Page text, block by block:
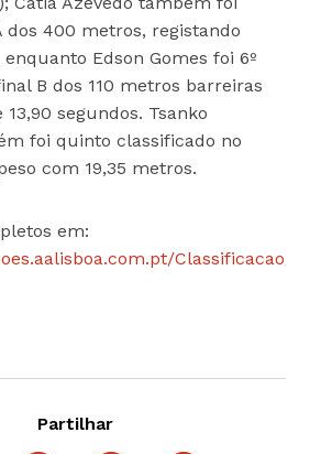
dos 400 metros, registando
Edson Gomes foi 6º
B dos 110 metros barreiras
segundos. Tsanko
foi quinto classificado no
com 19,35 metros.
em:
Classificacao/
Partilhar